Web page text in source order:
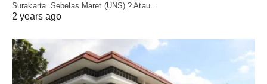
Surakarta Sebelas Maret (UNS) ? Atau…
2 years ago